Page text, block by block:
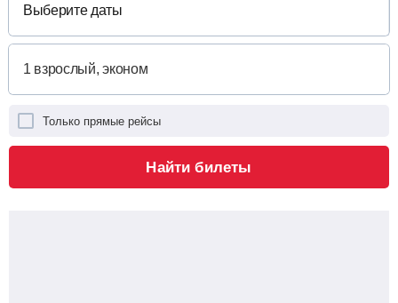
Выберите даты
Только прямые рейсы
Найти билеты